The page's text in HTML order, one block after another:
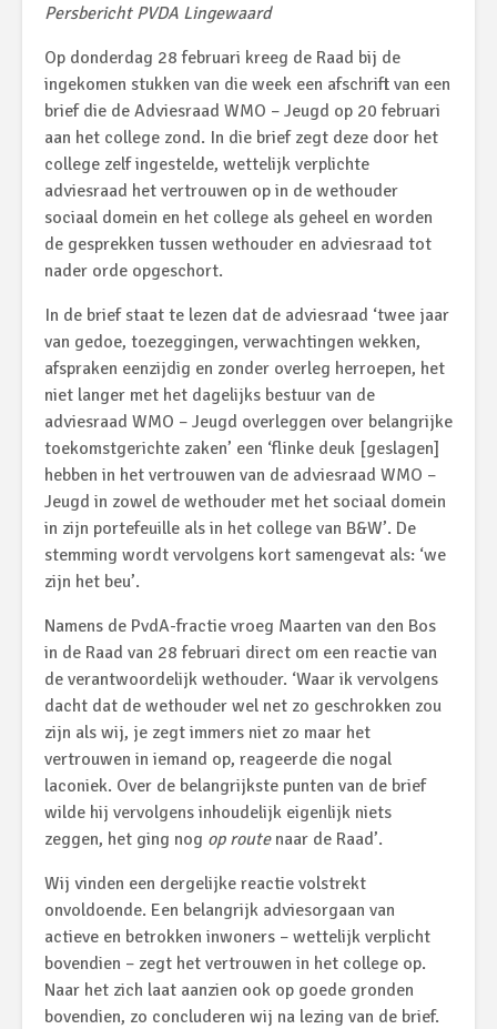
Persbericht PVDA Lingewaard
Op donderdag 28 februari kreeg de Raad bij de
ingekomen stukken van die week een afschrift van een
brief die de Adviesraad WMO – Jeugd op 20 februari
aan het college zond. In die brief zegt deze door het
college zelf ingestelde, wettelijk verplichte
adviesraad het vertrouwen op in de wethouder
sociaal domein en het college als geheel en worden
de gesprekken tussen wethouder en adviesraad tot
nader orde opgeschort.
In de brief staat te lezen dat de adviesraad ‘twee jaar
van gedoe, toezeggingen, verwachtingen wekken,
afspraken eenzijdig en zonder overleg herroepen, het
niet langer met het dagelijks bestuur van de
adviesraad WMO – Jeugd overleggen over belangrijke
toekomstgerichte zaken’ een ‘flinke deuk [geslagen]
hebben in het vertrouwen van de adviesraad WMO –
Jeugd in zowel de wethouder met het sociaal domein
in zijn portefeuille als in het college van B&W’. De
stemming wordt vervolgens kort samengevat als: ‘we
zijn het beu’.
Namens de PvdA-fractie vroeg Maarten van den Bos
in de Raad van 28 februari direct om een reactie van
de verantwoordelijk wethouder. ‘Waar ik vervolgens
dacht dat de wethouder wel net zo geschrokken zou
zijn als wij, je zegt immers niet zo maar het
vertrouwen in iemand op, reageerde die nogal
laconiek. Over de belangrijkste punten van de brief
wilde hij vervolgens inhoudelijk eigenlijk niets
zeggen, het ging nog op routenaar de Raad’.
Wij vinden een dergelijke reactie volstrekt
onvoldoende. Een belangrijk adviesorgaan van
actieve en betrokken inwoners – wettelijk verplicht
bovendien – zegt het vertrouwen in het college op.
Naar het zich laat aanzien ook op goede gronden
bovendien, zo concluderen wij na lezing van de brief.